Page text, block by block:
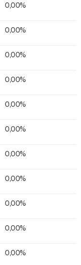
0,00%
0,00%
0,00%
0,00%
0,00%
0,00%
0,00%
0,00%
0,00%
0,00%
0,00%